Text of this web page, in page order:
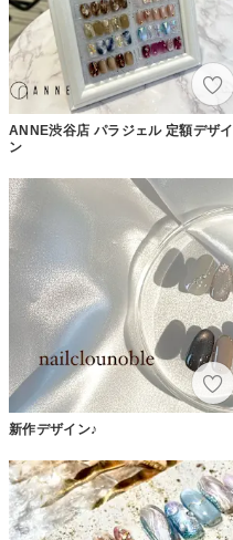
ANNE渋谷店 パラジェル 定額デザイ
ン
新作デザイン♪